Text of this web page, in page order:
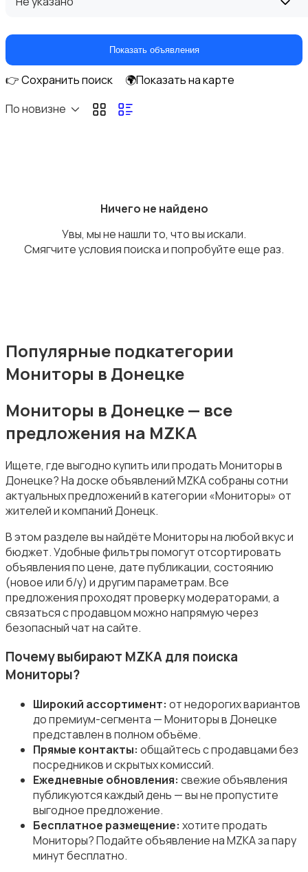
Мультимедиа
Накопители данных и картридеры
Программное обеспечение
Комплектующие и запчасти
Аксессуары
Показать объявления
👉 Сохранить поиск
🌍Показать на карте
По новизне
Ничего не найдено
Увы, мы не нашли то, что вы искали.
Смягчите условия поиска и попробуйте еще раз.
Популярные подкатегории
Мониторы в Донецке
Мониторы в Донецке — все
предложения на MZKA
Ищете, где выгодно купить или продать Мониторы в
Донецке? На доске объявлений MZKA собраны сотни
актуальных предложений в категории «Мониторы» от
жителей и компаний Донецк.
В этом разделе вы найдёте Мониторы на любой вкус и
бюджет. Удобные фильтры помогут отсортировать
объявления по цене, дате публикации, состоянию
(новое или б/у) и другим параметрам. Все
предложения проходят проверку модераторами, а
связаться с продавцом можно напрямую через
безопасный чат на сайте.
Почему выбирают MZKA для поиска
Мониторы?
Широкий ассортимент: от недорогих вариантов
до премиум-сегмента — Мониторы в Донецке
представлен в полном объёме.
Прямые контакты: общайтесь с продавцами без
посредников и скрытых комиссий.
Ежедневные обновления: свежие объявления
публикуются каждый день — вы не пропустите
выгодное предложение.
Бесплатное размещение: хотите продать
Мониторы? Подайте объявление на MZKA за пару
минут бесплатно.